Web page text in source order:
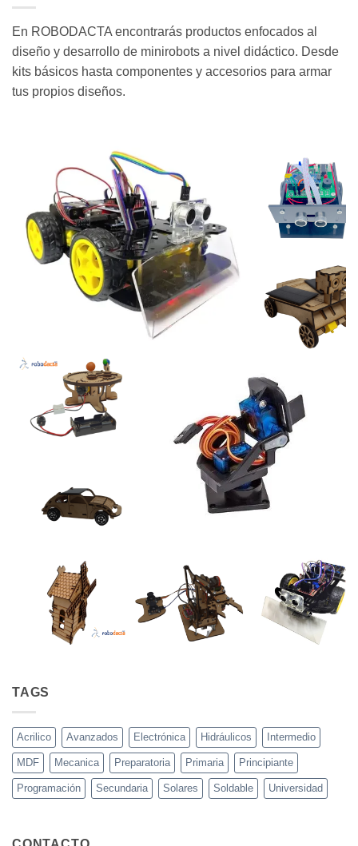
En ROBODACTA encontrarás productos enfocados al
diseño y desarrollo de minirobots a nivel didáctico. Desde
kits básicos hasta componentes y accesorios para armar
tus propios diseños.
TAGS
Acrilico Avanzados Electrónica Hidráulicos Intermedio
MDF Mecanica Preparatoria Primaria Principiante
Programación Secundaria Solares Soldable Universidad